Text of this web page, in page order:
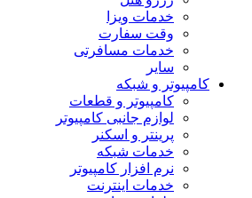
خدمات ویزا
وقت سفارت
خدمات مسافرتی
سایر
کامپیوتر و شبکه
کامپیوتر و قطعات
لوازم جانبی کامپیوتر
پرینتر و اسکنر
خدمات شبکه
نرم افزار کامپیوتر
خدمات اینترنت